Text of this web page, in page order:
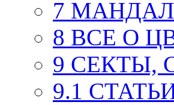
7
8 ВСЕ О
9 СЕКТЫ,
9.1